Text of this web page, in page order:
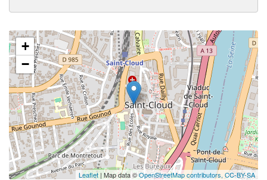
+
−
Leaflet| Map data ©OpenStreetMap contributors, CC-BY-SA